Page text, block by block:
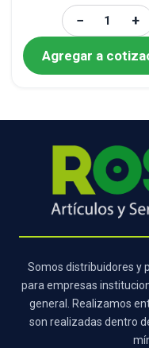
− +
Agregar a
Somos distribuidores y
para empresas
general. Realizamos
son realizadas dentro